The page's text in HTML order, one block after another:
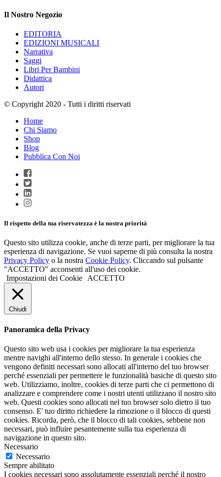
Il Nostro Negozio
EDITORIA
EDIZIONI MUSICALI
Narrativa
Saggi
Libri Per Bambini
Didattica
Autori
© Copyright 2020 - Tutti i diritti riservati
Home
Chi Siamo
Shop
Blog
Pubblica Con Noi
Il rispetto della tua riservatezza è la nostra priorità
Questo sito utilizza cookie, anche di terze parti, per migliorare la tua
esperienza di navigazione. Se vuoi saperne di più consulta la nostra
Privacy Policy o la nostra Cookie Policy. Cliccando sul pulsante
"ACCETTO" acconsenti all'uso dei cookie.
Impostazioni dei Cookie
ACCETTO
Chiudi
Panoramica della Privacy
Questo sito web usa i cookies per migliorare la tua esperienza
mentre navighi all'interno dello stesso. In generale i cookies che
vengono definiti necessari sono allocati all'interno del tuo browser
perché essenziali per permettere le funzionalità basiche di questo sito
web. Utilizziamo, inoltre, cookies di terze parti che ci permettono di
analizzare e comprendere come i nostri utenti utilizzano il nostro sito
web. Questi cookies sono allocati nel tuo browser solo dietro il tuo
consenso. E' tuo diritto richiedere la rimozione o il blocco di questi
cookies. Ricorda, però, che il blocco di tali cookies, sebbene non
necessari, può influire pesantemente sulla tua esperienza di
navigazione in questo sito.
Necessario
Necessario
Sempre abilitato
I cookies necessari sono assolutamente essenziali perché il nostro